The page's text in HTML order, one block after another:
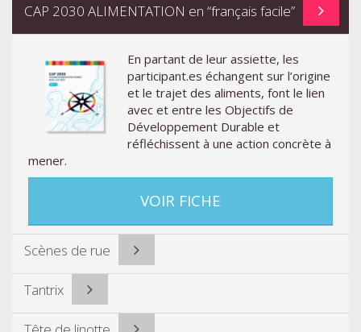
CAP 2030 ALIMENTATION en “français facile”
En partant de leur assiette, les
participant.es échangent sur l’origine
et le trajet des aliments, font le lien
avec et entre les Objectifs de
Développement Durable et
réfléchissent à une action concrète à
mener.
VOIR FICHE
Scènes de rue
Tantrix